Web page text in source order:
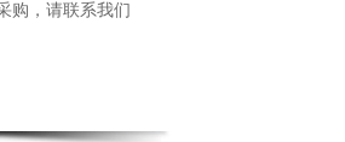
购，请联系我们